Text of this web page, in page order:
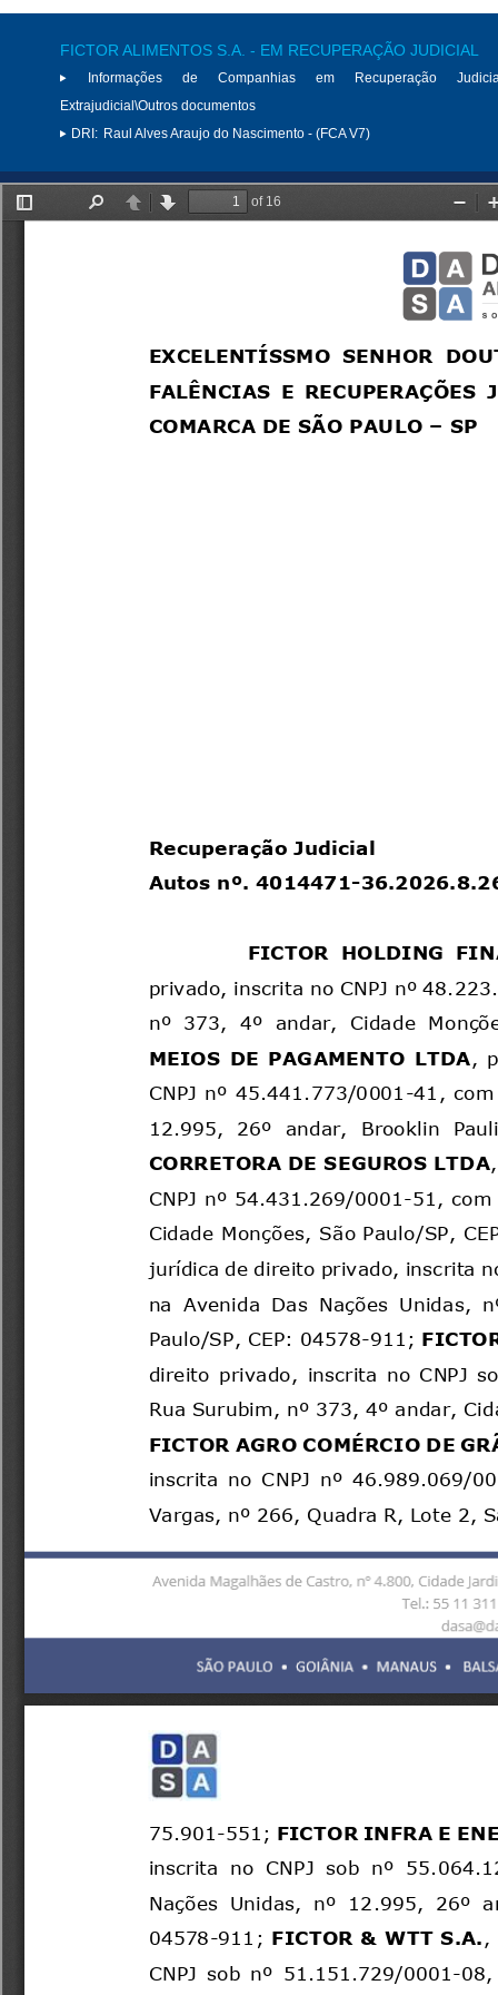
FICTOR ALIMENTOS S.A. - EM RECUPERAÇÃO JUDICIAL
Informações de Companhias em Recuperação
Extrajudicial\Outros documentos
DRI: Raul Alves Araujo do Nascimento - (FCA V7)